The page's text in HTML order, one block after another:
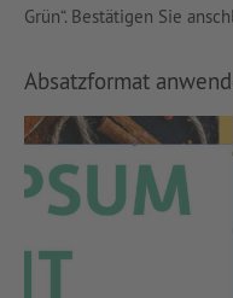
Grün“. Bestätigen Sie
Absatzformat